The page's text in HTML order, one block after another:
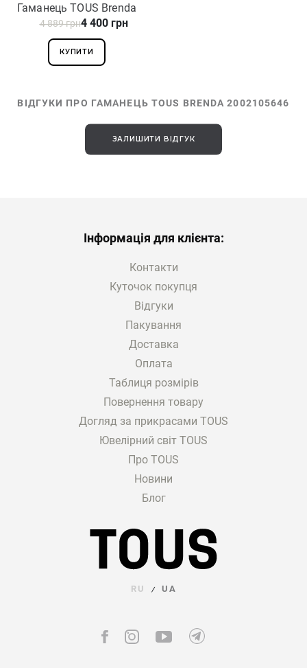
Гаманець TOUS Brenda
2002105646
4 889 грн4 400 грн
КУПИТИ
ВІДГУКИ ПРО ГАМАНЕЦЬ TOUS BRENDA 2002105646
ЗАЛИШИТИ ВІДГУК
Інформація для клієнта:
Контакти
Куточок покупця
Відгуки
Пакування
Доставка
Оплата
Таблиця розмірів
Повернення товару
Догляд за прикрасами TOUS
Ювелірний світ TOUS
Про TOUS
Новини
Блог
RU / UA